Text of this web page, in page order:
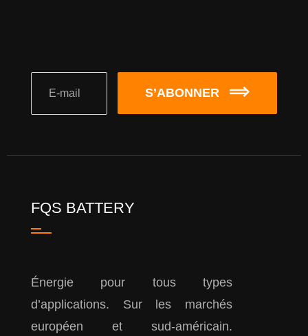
S’ABONNER
FQS BATTERY
Énergie pour tous types
d’applications. Sur les marchés
européen et sud-américain.